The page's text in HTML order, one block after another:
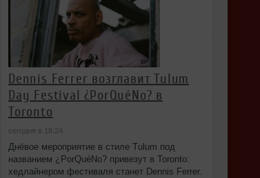
Dennis Ferrer возглавит Tulum
Day Festival ¿PorQuéNo? в
Toronto
сегодня в 18:24
Днёвое мероприятие в стиле Tulum под
названием ¿PorQuéNo? привезут в Toronto:
хедлайнером фестиваля станет Dennis Ferrer.